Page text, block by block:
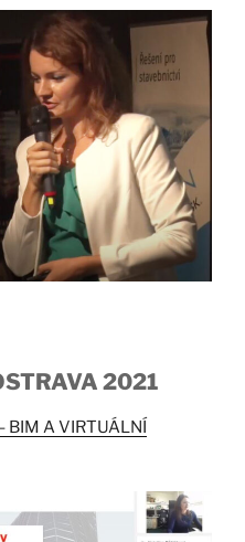
2021
BIM A VIRTUÁLNÍ